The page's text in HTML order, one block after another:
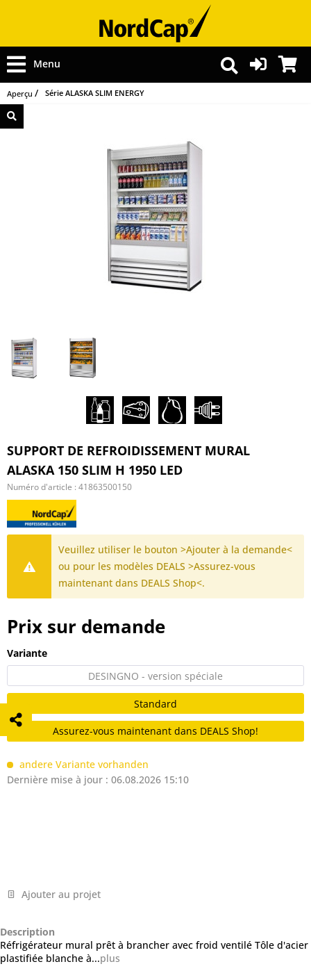
Menu
Aperçu Série ALASKA SLIM ENERGY
SUPPORT DE REFROIDISSEMENT MURAL
ALASKA 150 SLIM H 1950 LED
Numéro d'article : 41863500150
Veuillez utiliser le bouton >Ajouter à la demande<
ou pour les modèles DEALS >Assurez-vous
maintenant dans DEALS Shop<.
Prix sur demande
Variante
DESINGNO - version spéciale
Standard
Assurez-vous maintenant dans DEALS Shop!
andere Variante vorhanden
Dernière mise à jour : 06.08.2026 15:10
Ajouter au projet
Description
Réfrigérateur mural prêt à brancher avec froid ventilé Tôle d'acier
plastifiée blanche à...plus